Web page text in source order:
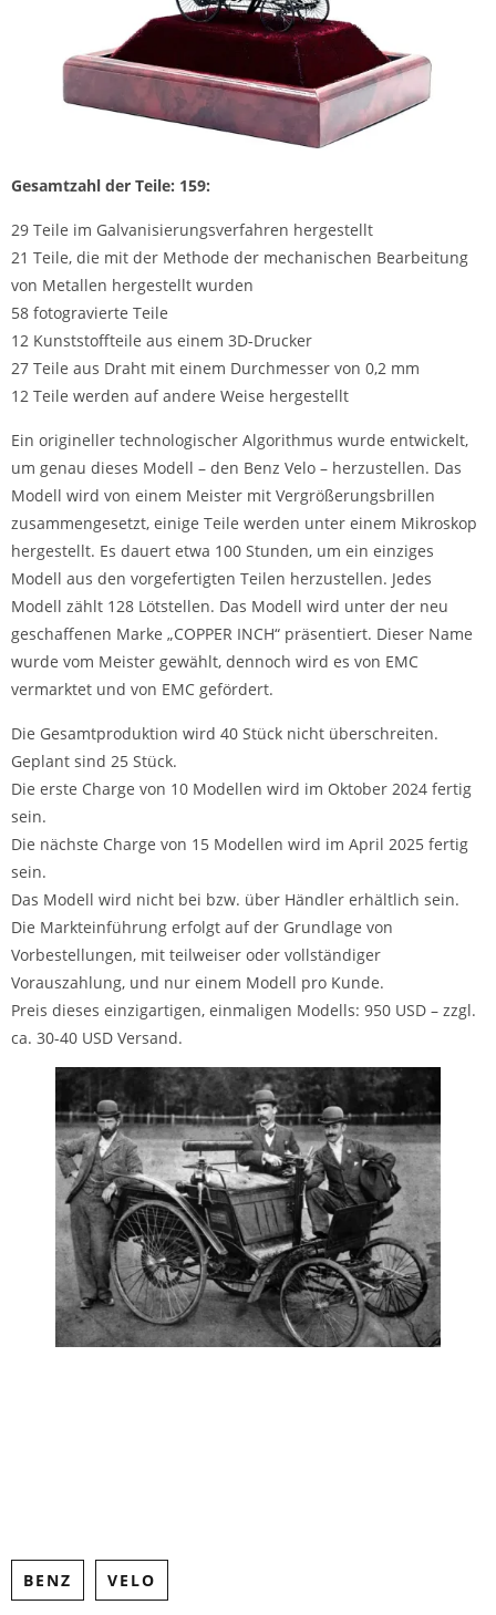
Gesamtzahl der Teile: 159:
29 Teile im Galvanisierungsverfahren hergestellt
21 Teile, die mit der Methode der mechanischen Bearbeitung
von Metallen hergestellt wurden
58 fotogravierte Teile
12 Kunststoffteile aus einem 3D-Drucker
27 Teile aus Draht mit einem Durchmesser von 0,2 mm
12 Teile werden auf andere Weise hergestellt
Ein origineller technologischer Algorithmus wurde entwickelt,
um genau dieses Modell – den Benz Velo – herzustellen. Das
Modell wird von einem Meister mit Vergrößerungsbrillen
zusammengesetzt, einige Teile werden unter einem Mikroskop
hergestellt. Es dauert etwa 100 Stunden, um ein einziges
Modell aus den vorgefertigten Teilen herzustellen. Jedes
Modell zählt 128 Lötstellen. Das Modell wird unter der neu
geschaffenen Marke „COPPER INCH“ präsentiert. Dieser Name
wurde vom Meister gewählt, dennoch wird es von EMC
vermarktet und von EMC gefördert.
Die Gesamtproduktion wird 40 Stück nicht überschreiten.
Geplant sind 25 Stück.
Die erste Charge von 10 Modellen wird im Oktober 2024 fertig
sein.
Die nächste Charge von 15 Modellen wird im April 2025 fertig
sein.
Das Modell wird nicht bei bzw. über Händler erhältlich sein.
Die Markteinführung erfolgt auf der Grundlage von
Vorbestellungen, mit teilweiser oder vollständiger
Vorauszahlung, und nur einem Modell pro Kunde.
Preis dieses einzigartigen, einmaligen Modells: 950 USD – zzgl.
ca. 30-40 USD Versand.
BENZ VELO